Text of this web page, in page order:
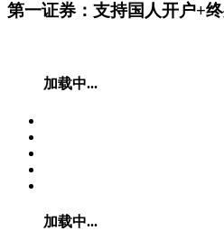
第一证券：支持国人开户+
加载中...
加载中...